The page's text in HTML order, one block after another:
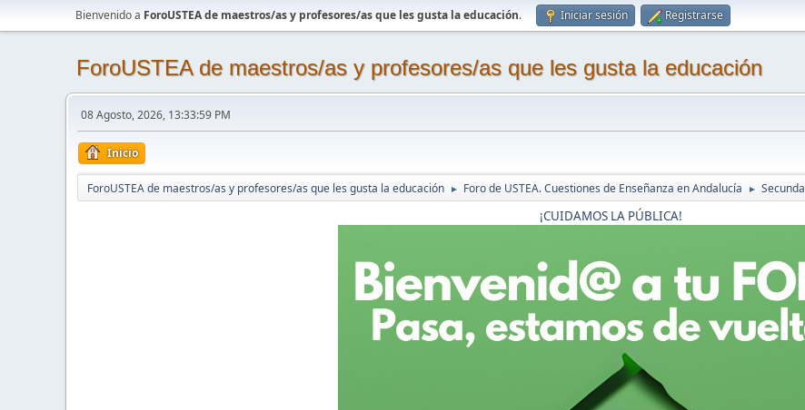
Bienvenido a ForoUSTEA de maestros/as y profesores/as que les gusta la educación. Iniciar sesión Registrarse
ForoUSTEA de maestros/as y profesores/as que les gusta la educación
08 Agosto, 2026, 13:33:59 PM
Inicio
ForoUSTEA de maestros/as y profesores/as que les gusta la educación ► Foro de USTEA. Cuestiones de Enseñanza en Andalucía ►
¡CUIDAMOS LA PÚBLICA!